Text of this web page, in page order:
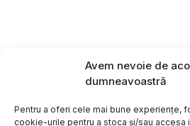
Avem nevoie de
dumneavoastră
Pentru a oferi cele mai bune experiențe,
cookie-urile pentru a stoca și/sau accesa